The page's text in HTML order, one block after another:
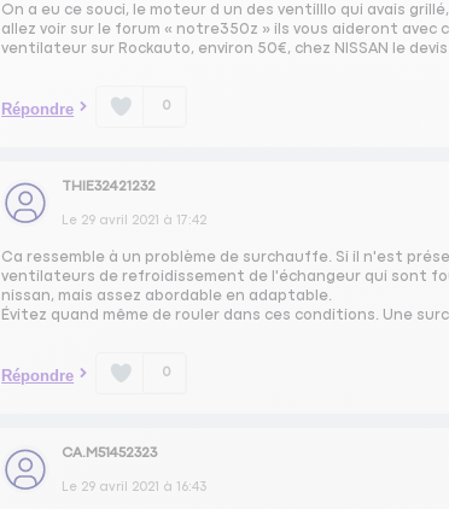
On a eu ce souci, le moteur d un des ventilllo qui avais
allez voir sur le forum « notre350z » ils vous aideront
ventilateur sur Rockauto, environ 50€, chez NISSAN le
Répondre 0
THIE32421232
Le 29 avril 2021 à 17:42
Ca ressemble à un problème de surchauffe. Si il n'est
ventilateurs de refroidissement de l'échangeur qui sont
nissan, mais assez abordable en adaptable.
Évitez quand même de rouler dans ces conditions. Une
Répondre 0
CA.M51452323
Le 29 avril 2021 à 16:43